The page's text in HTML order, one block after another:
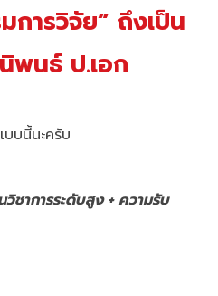
การวิจัย” ถึงเป็น
พนธ์ ป.เอก
บนี้นะครับ
ชาการระดับสูง + ความรับ